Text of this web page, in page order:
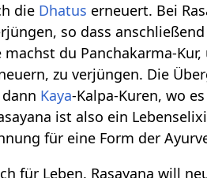
die Dhatus erneuert. Bei
so dass
du Panchakarma-
zu verjüngen. Die
Kaya-Kalpa-Kuren, wo
ist also ein
für eine Form der
für Leben. Rasayana will